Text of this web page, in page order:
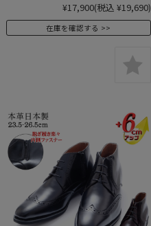
¥17,900(税込 ¥19,690)
在庫を確認する